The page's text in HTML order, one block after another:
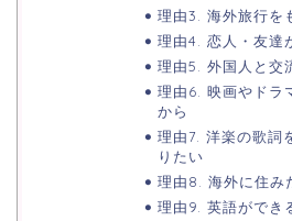
理由3. 海外旅行を
理由4. 恋人・友達
理由5. 外国人と交
理由6. 映画やドラ
から
理由7. 洋楽の歌詞
りたい
理由8. 海外に住み
理由9. 英語ができ